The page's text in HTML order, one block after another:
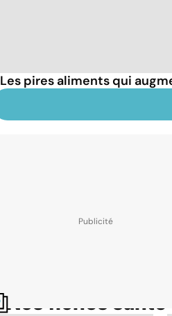
Les pires aliments qui
Nos fiches santé